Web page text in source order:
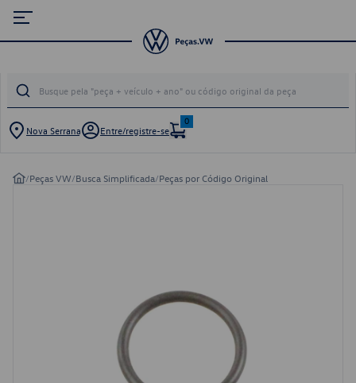
Nova Serrana Entre/registre-se
0
/Peças VW/Busca Simplificada/Peças por Código Original